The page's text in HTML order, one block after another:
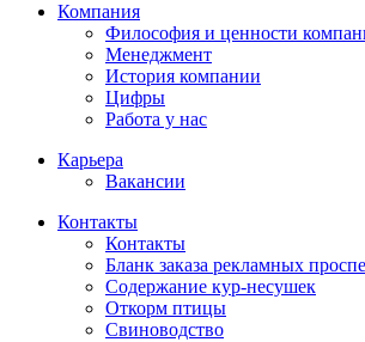
Компания
Философия и ценности
Менеджмент
История компании
Цифры
Работа у нас
Карьера
Вакансии
Контакты
Контакты
Бланк заказа рекламных
Содержание кур-несушек
Откорм птицы
Свиноводство